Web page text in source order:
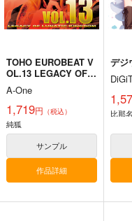
サンプル
TOHO EUROBEAT V
OL.13 LEGACY OF L
UNATIC KINGDOM
A-One
1,719円 （税込）
純狐
サンプル
作品詳細
デジ
比那